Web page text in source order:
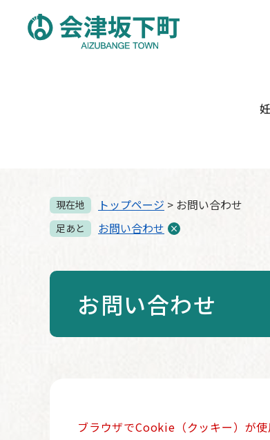
現在地 トップページ > お問い合わせ
足あと お問い合わせ
お問い合わせ
文
ブラウザでCookie（クッキー）が